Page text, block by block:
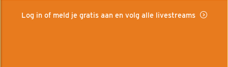
Log in of meld je gratis aan en volg alle livestreams